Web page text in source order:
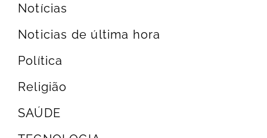
Notícias
Noticias de última hora
Política
Religião
SAÚDE